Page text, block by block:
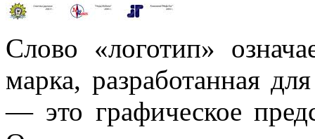
Слово «лoготип»
марка, разработанная
— это графическое